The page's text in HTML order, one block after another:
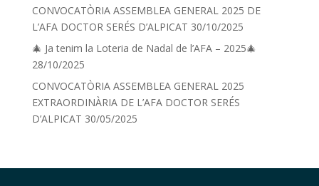
CONVOCATÒRIA ASSEMBLEA GENERAL 2025 DE
L’AFA DOCTOR SERÉS D’ALPICAT 30/10/2025
🎄 Ja tenim la Loteria de Nadal de l’AFA – 2025🎄
28/10/2025
CONVOCATÒRIA ASSEMBLEA GENERAL 2025
EXTRAORDINÀRIA DE L’AFA DOCTOR SERÉS
D’ALPICAT 30/05/2025